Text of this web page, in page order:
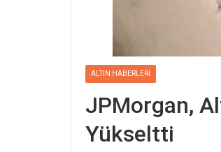
ALTIN HABERLERI
JPMorgan,
Yükseltti